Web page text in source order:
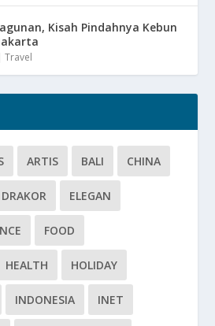
Kisah Pindahnya Kebun
|Travel
ARTIS BALI CHINA
DRAKOR ELEGAN
FOOD
HEALTH HOLIDAY
INDONESIA INET